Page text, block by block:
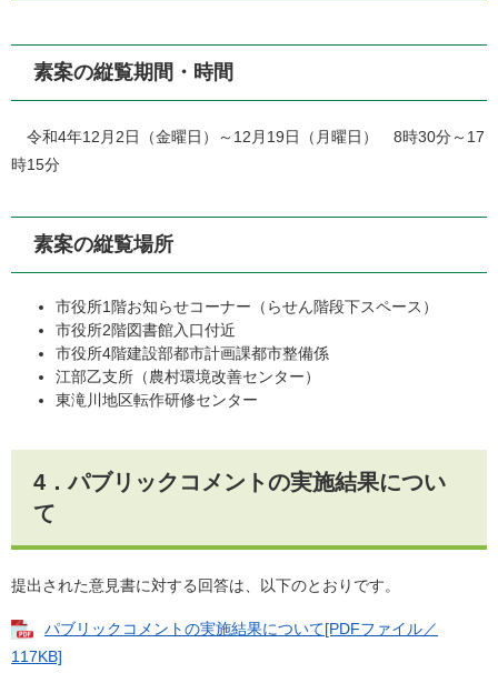
素案の縦覧期間・時間
令和4年12月2日（金曜日）～12月19日（月曜日） 8時30分～17
時15分
素案の縦覧場所
市役所1階お知らせコーナー（らせん階段下スペース）
市役所2階図書館入口付近
市役所4階建設部都市計画課都市整備係
江部乙支所（農村環境改善センター）
東滝川地区転作研修センター
4．パブリックコメントの実施結果につい
て
提出された意見書に対する回答は、以下のとおりです。
パブリックコメントの実施結果について[PDFファイル／
117KB]